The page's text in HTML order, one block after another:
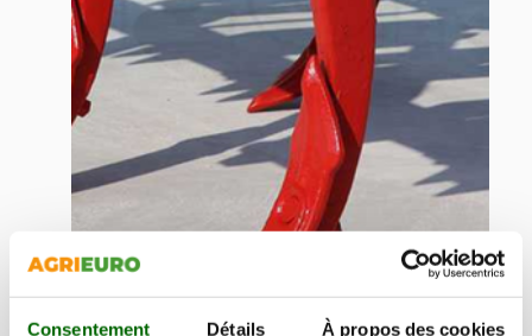
Consentement Détails À propos des cookies